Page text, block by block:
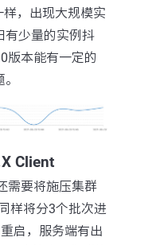
，出现大规模实
有少量的实例抖
版本能有一定的
Client
需要将施压集群
样将分3个批次进
启，服务端有出